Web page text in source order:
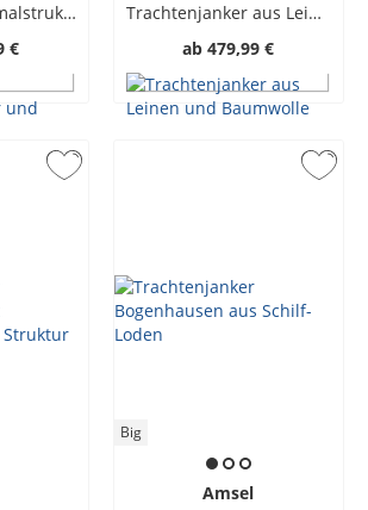
Janker mit Minimalstruktur und Leinenanteil
€
Trachtenjanker aus Leinen und Baumwolle
ab 479,99 €
Big
Amsel